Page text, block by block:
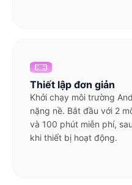
Thiết lập đơn giản
Khởi chạy môi trường
nặng nề. Bắt đầu với 2
và 100 phút miễn phí,
khi thiết bị hoạt động.